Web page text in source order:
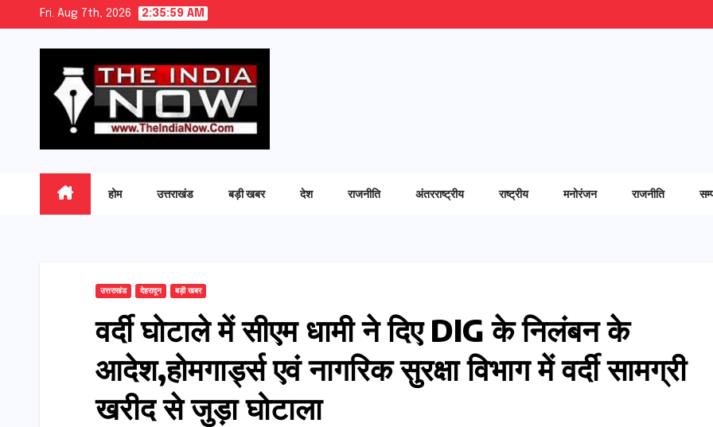
Fri. Aug 7th, 2026 2:36:00 AM
होम उत्तराखंड बड़ी खबर देश राजनीति अंतरराष्ट्रीय राष्ट्रीय मनोरंजन राजनीति
उत्तराखंड देहरादून बड़ी खबर
वर्दी घोटाले में सीएम धामी ने दिए DIG के निलंबन के
आदेश,होमगार्ड्स एवं नागरिक सुरक्षा विभाग में वर्दी सामग्री
खरीद से जुड़ा घोटाला